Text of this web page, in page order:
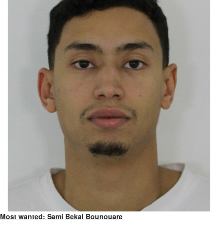
Most wanted: Sami Bekal Bounouare